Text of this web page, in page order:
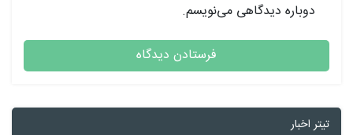
دوباره دیدگاهی می‌نویسم.
تیتر اخبار